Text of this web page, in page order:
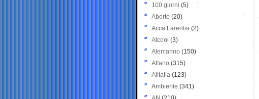
100 giorni (5)
Aborto (20)
Acca Larentia (2)
Alcool (3)
Alemanno (150)
Alfano (315)
Alitalia (123)
Ambiente (341)